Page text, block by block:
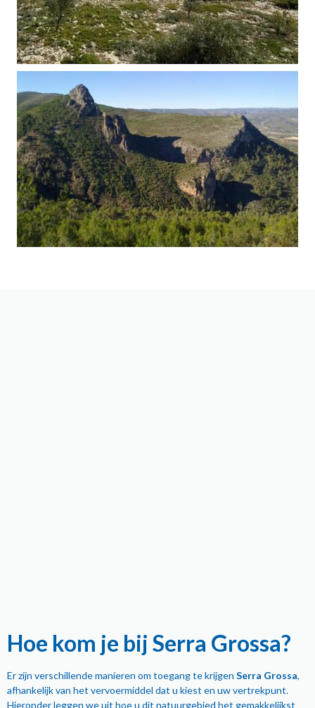
Hoe kom je bij Serra Grossa?
Er zijn verschillende manieren om toegang te krijgen Serra Grossa,
afhankelijk van het vervoermiddel dat u kiest en uw vertrekpunt.
Hieronder leggen we uit hoe u dit natuurgebied het gemakkelijkst